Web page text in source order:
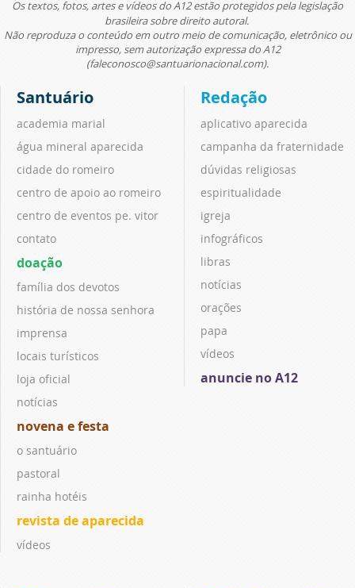
Os textos, fotos, artes e vídeos do A12 estão protegidos pela legislação
brasileira sobre direito autoral.
Não reproduza o conteúdo em outro meio de comunicação, eletrônico ou
impresso, sem autorização expressa do A12
(faleconosco@santuarionacional.com).
Santuário
academia marial
água mineral aparecida
cidade do romeiro
centro de apoio ao romeiro
centro de eventos pe. vitor
contato
doação
família dos devotos
história de nossa senhora
imprensa
locais turísticos
loja oficial
notícias
novena e festa
o santuário
pastoral
rainha hotéis
revista de aparecida
vídeos
Redação
aplicativo aparecida
campanha da fraternidade
dúvidas religiosas
espiritualidade
igreja
infográficos
libras
notícias
orações
papa
vídeos
anuncie no A12